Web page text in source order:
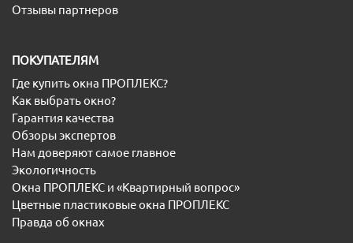
Отзывы партнеров
ПОКУПАТЕЛЯМ
Где купить окна ПРОПЛЕКС?
Как выбрать окно?
Гарантия качества
Обзоры экспертов
Нам доверяют самое главное
Экологичность
Окна ПРОПЛЕКС и «Квартирный вопрос»
Цветные пластиковые окна ПРОПЛЕКС
Правда об окнах